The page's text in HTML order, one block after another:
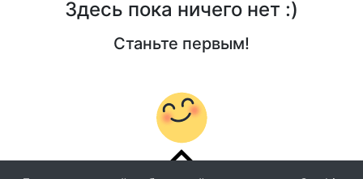
Здесь пока ничего нет :)
Станьте первым!